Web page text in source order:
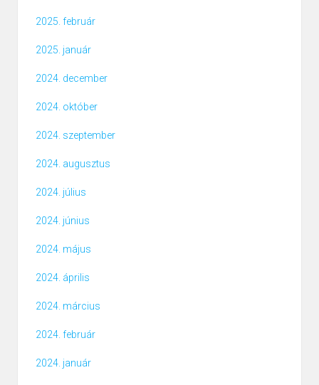
2025. február
2025. január
2024. december
2024. október
2024. szeptember
2024. augusztus
2024. július
2024. június
2024. május
2024. április
2024. március
2024. február
2024. január